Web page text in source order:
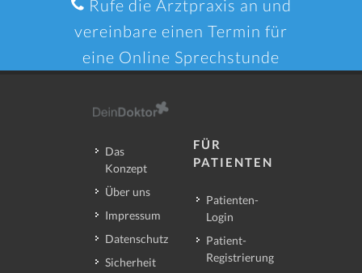
Rufe die Arztpraxis an und
vereinbare einen Termin für
eine Online Sprechstunde
Das
Konzept
Über uns
Impressum
Datenschutz
Sicherheit
FÜR
PATIENTEN
Patienten-
Login
Patient-
Registrierung